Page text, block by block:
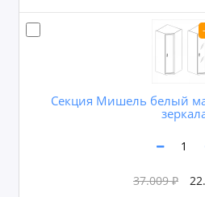
Секция Мишель белый
37.009 ₽